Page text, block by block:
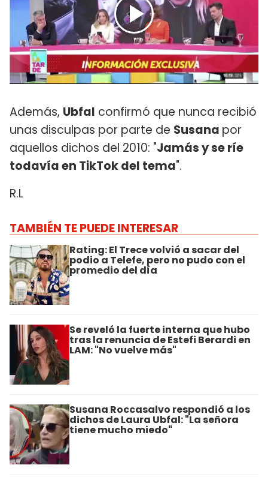
Además, Ubfal confirmó que nunca recibió
unas disculpas por parte de Susana por
aquellos dichos del 2010: "Jamás y se ríe
todavía en TikTok del tema".
R.L
TAMBIÉN TE PUEDE INTERESAR
Rating: El Trece volvió a sacar del
podio a Telefe, pero no pudo con el
promedio del día
Se reveló la fuerte interna que hubo
tras la renuncia de Estefi Berardi en
LAM: "No vuelve más"
Susana Roccasalvo respondió a los
dichos de Laura Ubfal: "La señora
tiene mucho miedo"